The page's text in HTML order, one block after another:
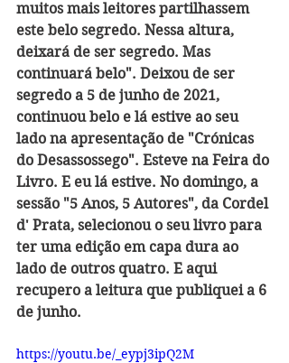
muitos mais leitores partilhassem
este belo segredo. Nessa altura,
deixará de ser segredo. Mas
continuará belo". Deixou de ser
segredo a 5 de junho de 2021,
continuou belo e lá estive ao seu
lado na apresentação de "Crónicas
do Desassossego". Esteve na Feira do
Livro. E eu lá estive. No domingo, a
sessão "5 Anos, 5 Autores", da Cordel
d' Prata, selecionou o seu livro para
ter uma edição em capa dura ao
lado de outros quatro. E aqui
recupero a leitura que publiquei a 6
de junho.
https://youtu.be/_eypj3ipQ2M